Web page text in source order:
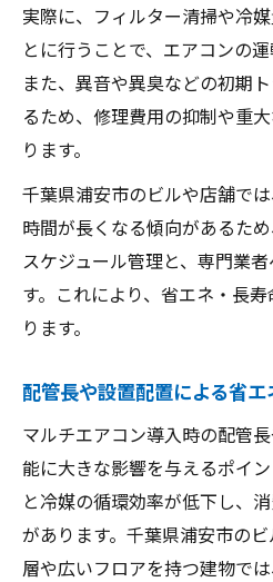
実際に、フィルター清掃や冷
とに行うことで、エアコンの
また、異音や異臭などの初期
るため、修理費用の抑制や重
ります。
千葉県浦安市のビルや店舗で
時間が長くなる傾向があるた
スケジュール管理と、専門業
す。これにより、省エネ・長
ります。
配管長や設置配置による省
マルチエアコン導入時の配管
能に大きな影響を与えるポイ
と冷媒の循環効率が低下し、
があります。千葉県浦安市の
層や広いフロアを持つ建物で